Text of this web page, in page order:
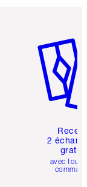
2
avec